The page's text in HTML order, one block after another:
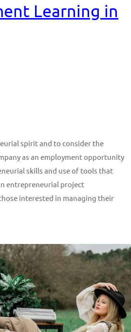
Learning in
spirit and to consider the
as an employment opportunity
skills and use of tools that
entrepreneurial project
interested in managing their